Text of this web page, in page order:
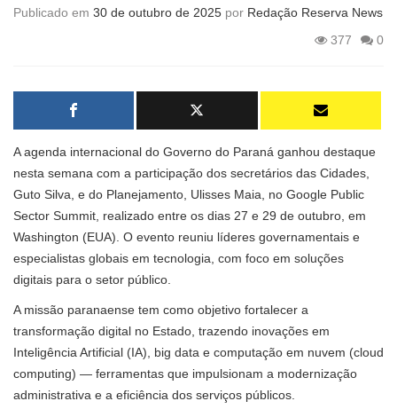
Publicado em 30 de outubro de 2025 por Redação Reserva News
377
0
A agenda internacional do Governo do Paraná ganhou destaque
nesta semana com a participação dos secretários das Cidades,
Guto Silva, e do Planejamento, Ulisses Maia, no Google Public
Sector Summit, realizado entre os dias 27 e 29 de outubro, em
Washington (EUA). O evento reuniu líderes governamentais e
especialistas globais em tecnologia, com foco em soluções
digitais para o setor público.
A missão paranaense tem como objetivo fortalecer a
transformação digital no Estado, trazendo inovações em
Inteligência Artificial (IA), big data e computação em nuvem (cloud
computing) — ferramentas que impulsionam a modernização
administrativa e a eficiência dos serviços públicos.